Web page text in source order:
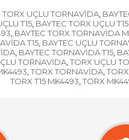
TORX UÇLU TORNAVİDA,
T15, BAYTEC TORX UÇLU
, BAYTEC TORX TORNAVİDA
T15, BAYTEC UÇLU
, BAYTEC TORNAVİDA T15,
TORNAVİDA, TORX UÇLU
, TORX TORNAVİDA,
TORX T15 MK4493, TORX